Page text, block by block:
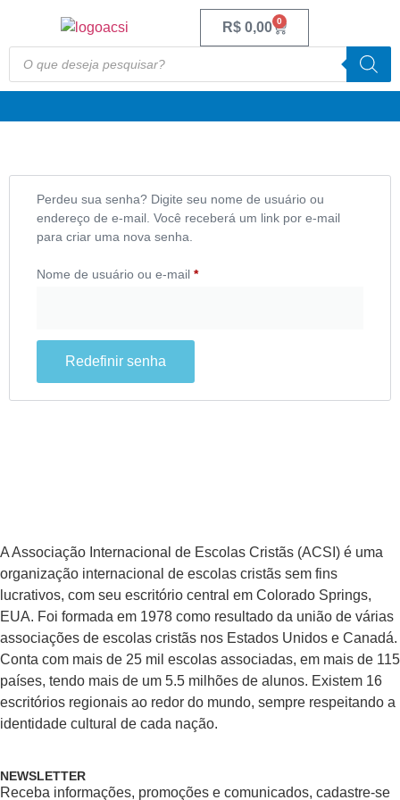
R$ 0,00 0
Perdeu sua senha? Digite seu nome de usuário ou
endereço de e-mail. Você receberá um link por e-mail
para criar uma nova senha.
Nome de usuário ou e-mail *
Redefinir senha
A Associação Internacional de Escolas Cristãs (ACSI) é uma
organização internacional de escolas cristãs sem fins
lucrativos, com seu escritório central em Colorado Springs,
EUA. Foi formada em 1978 como resultado da união de várias
associações de escolas cristãs nos Estados Unidos e Canadá.
Conta com mais de 25 mil escolas associadas, em mais de 115
países, tendo mais de um 5.5 milhões de alunos. Existem 16
escritórios regionais ao redor do mundo, sempre respeitando a
identidade cultural de cada nação.
NEWSLETTER
Receba informações, promoções e comunicados, cadastre-se